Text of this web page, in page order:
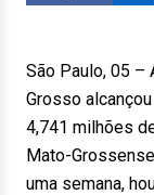
São Paulo, 05 –
Grosso
4,741 milhões
Mato-
uma semana,